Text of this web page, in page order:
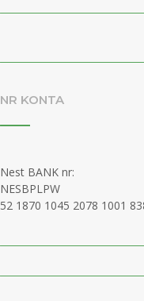
NR KONTA
Nest BANK nr:
NESBPLPW
52 1870 1045 2078 1001